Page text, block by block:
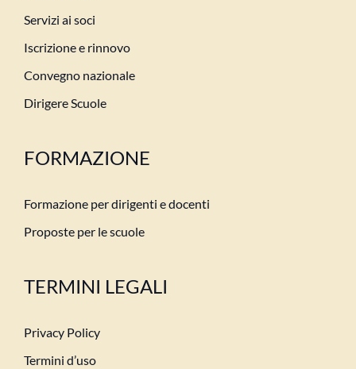
Servizi ai soci
Iscrizione e rinnovo
Convegno nazionale
Dirigere Scuole
FORMAZIONE
Formazione per dirigenti e docenti
Proposte per le scuole
TERMINI LEGALI
Privacy Policy
Termini d’uso